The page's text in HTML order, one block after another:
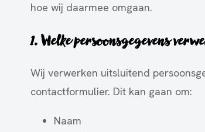
hoe wij daarmee omgaan.
1. Welke persoonsgegevens
Wij verwerken uitsluitend
contactformulier. Dit kan gaan om:
Naam